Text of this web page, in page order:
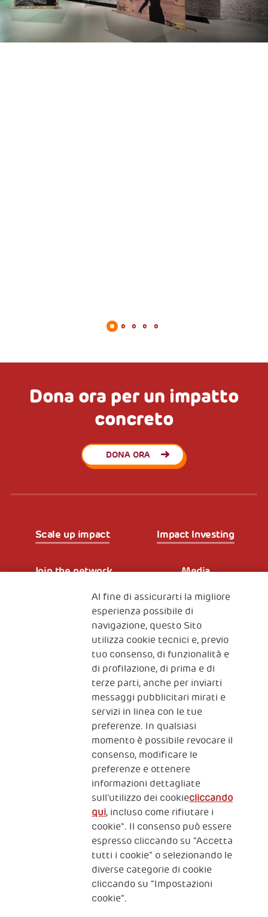
Dona ora per un impatto
concreto
DONA ORA
Scale up impact Impact Investing
Join the network Media
Iscriviti alla newsletter
Fondazione
The Human Safety Net
CONTATTACI
2, Piazza Duca degli Abruzzi 34132
Trieste Italy
Fiscal code (Italy) 90017740326
VAT code 01372940328
Privacy & GDPR Policy cookies
Al fine di assicurarti la migliore
esperienza possibile di
navigazione, questo Sito
utilizza cookie tecnici e, previo
tuo consenso, di funzionalità e
di profilazione, di prima e di
terze parti, anche per inviarti
messaggi pubblicitari mirati e
servizi in linea con le tue
preferenze. In qualsiasi
momento è possibile revocare il
consenso, modificare le
preferenze e ottenere
informazioni dettagliate
sull’utilizzo dei cookiecliccando
qui, incluso come rifiutare i
cookie". Il consenso può essere
espresso cliccando su “Accetta
tutti i cookie” o selezionando le
diverse categorie di cookie
cliccando su “Impostazioni
cookie”.